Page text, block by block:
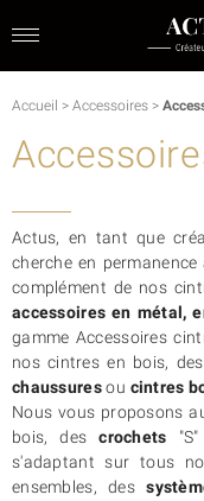
Accueil > Accessoires >
Actus, en tant que
cherche en
complément de nos
accessoires en métal,
gamme Accessoires
nos cintres en bois, des
chaussuresou cintres
Nous vous proposons
bois, descrochets
s'adaptant sur tous
ensembles, des